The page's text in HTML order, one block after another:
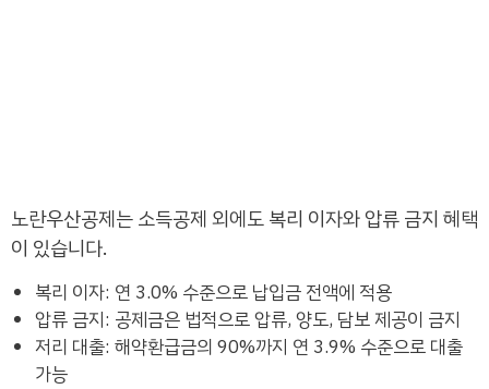
노란우산공제는 소득공제 외에도 복리 이자와 압류 금지 혜택
이 있습니다.
복리 이자: 연 3.0% 수준으로 납입금 전액에 적용
압류 금지: 공제금은 법적으로 압류, 양도, 담보 제공이 금지
저리 대출: 해약환급금의 90%까지 연 3.9% 수준으로 대출
가능